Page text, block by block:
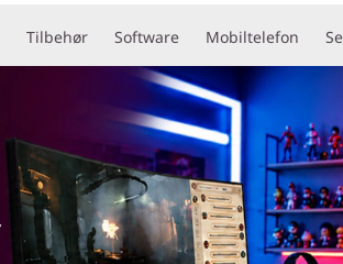
Tilbehør Software Mobiltelefon